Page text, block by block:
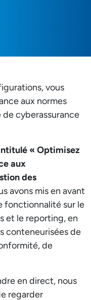
vous
aux normes
cyberassurance
« Optimisez
aux
des
avons mis en avant
fonctionnalité sur le
et le reporting, en
conteneurisées de
de
en direct, nous
regarder